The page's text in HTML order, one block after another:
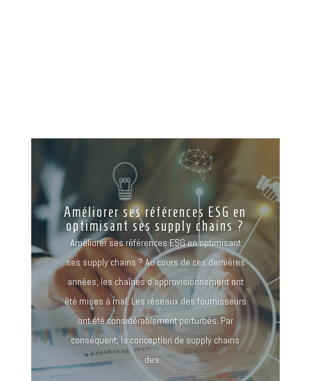
Améliorer ses références ESG en
optimisant ses supply chains ?
Améliorer ses références ESG en optimisant
ses supply chains ? Au cours de ces dernières
années, les chaînes d’approvisionnement ont
été mises à mal. Les réseaux des fournisseurs
ont été considérablement perturbés. Par
conséquent, la conception de supply chains
des…